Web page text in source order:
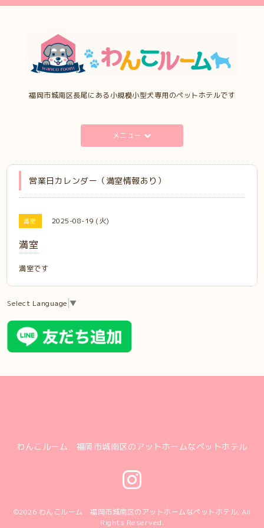
福岡市城南区長尾にある小規模小型犬専用のペットホテルです
メニュー
営業日カレンダー（満室情報あり）
満室 2025-08-19 (火)
満室
満室です
Select Language ▼
わんこルーム 福岡市城南区のアットホームなペットホテル
©2026 わんこルーム 福岡市城南区のアットホームなペットホテル. All
Rights Reserved.